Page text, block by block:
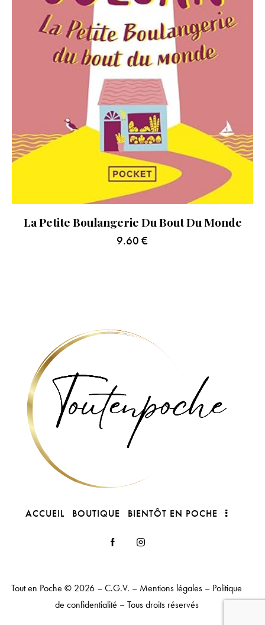
La Petite Boulangerie Du Bout Du Monde
9.60 €
ACCUEIL BOUTIQUE BIENTÔT EN POCHE
Tout en Poche © 2026 –C.G.V. – Mentions légales – Politique
de confidentialité – Tous droits réservés